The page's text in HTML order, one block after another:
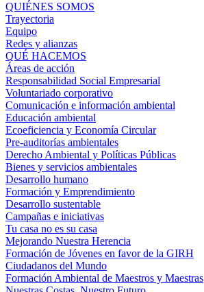
QUIÉNES SOMOS
Trayectoria
Equipo
Redes y alianzas
QUÉ HACEMOS
Áreas de acción
Responsabilidad Social Empresarial
Voluntariado corporativo
Comunicación e información ambiental
Educación ambiental
Ecoeficiencia y Economía Circular
Pre-auditorías ambientales
Derecho Ambiental y Políticas Públicas
Bienes y servicios ambientales
Desarrollo humano
Formación y Emprendimiento
Desarrollo sustentable
Campañas e iniciativas
Tu casa no es su casa
Mejorando Nuestra Herencia
Formación de Jóvenes en favor de la GIRH
Ciudadanos del Mundo
Formación Ambiental de Maestros y Maestras